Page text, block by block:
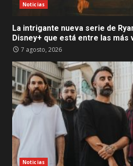
Noticias
La intrigante nueva serie de
Disney+ que está entre las más
7 agosto, 2026
Noticias